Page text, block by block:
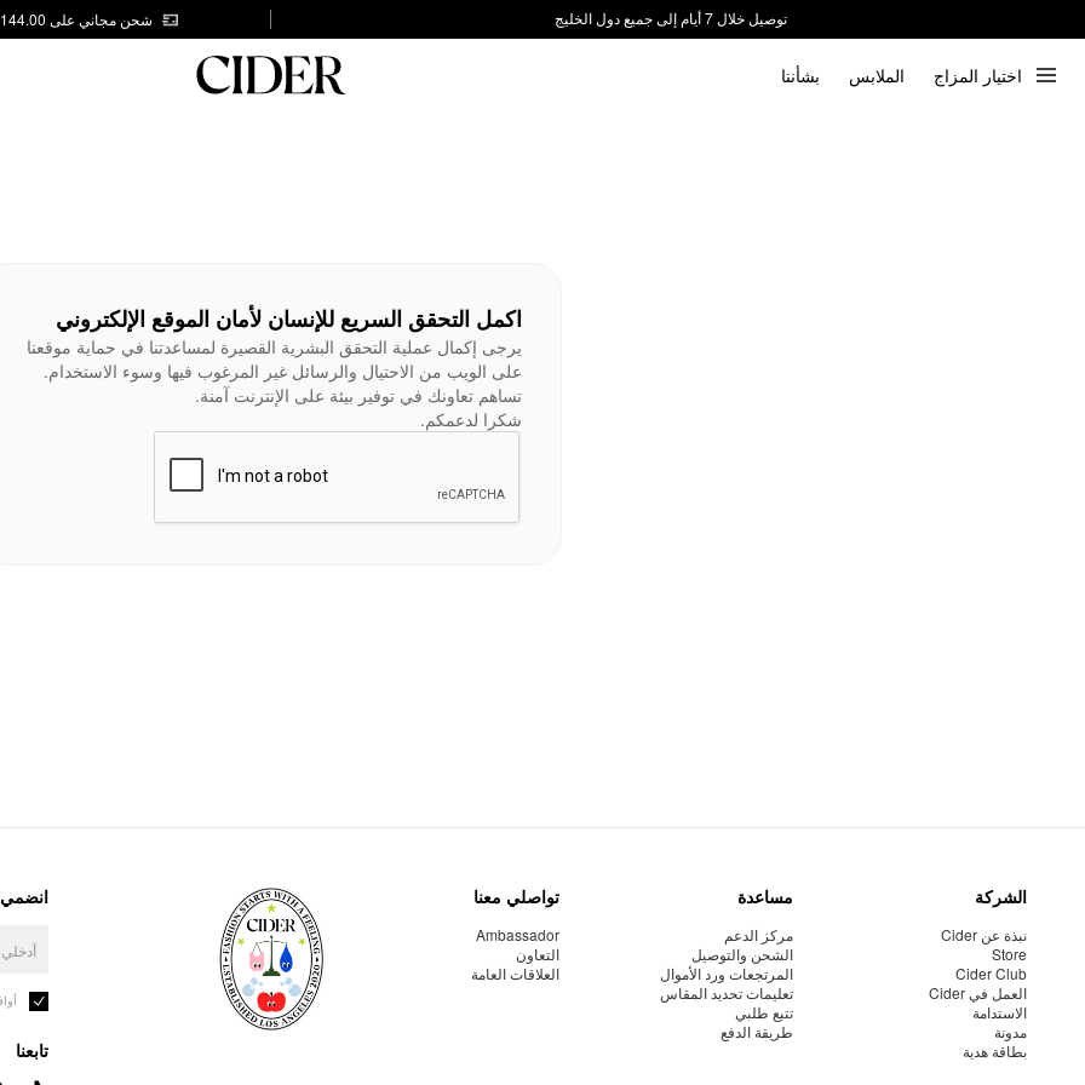
ندعم الدفع عند الاستلام 📦
شحن مجاني على AED 144.00
اختيار المزاج الملابس بشأننا
اكمل التحقق السريع للإنسان لأمان الموقع الإلكتروني
يرجى إكمال عملية التحقق البشرية القصيرة لمساعدتنا في حماية موقعنا
على الويب من الاحتيال والرسائل غير المرغوب فيها وسوء الاستخدام.
تساهم تعاونك في توفير بيئة على الإنترنت آمنة.
شكرا لدعمكم.
الشركة
نبذة عن Cider
Store
Cider Club
العمل في Cider
الاستدامة
مدونة
بطاقة هدية
مساعدة
مركز الدعم
الشحن والتوصيل
المرتجعات ورد الأموال
تعليمات تحديد المقاس
تتبع طلبي
طريقة الدفع
تواصلي معنا
Ambassador
التعاون
العلاقات العامة
انضمي
تابعنا